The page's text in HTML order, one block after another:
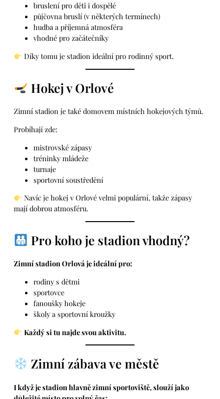
bruslení pro děti i dospělé
půjčovna bruslí (v některých termínech)
hudba a příjemná atmosféra
vhodné pro začátečníky
Díky tomu je stadion ideální pro rodinný sport.
Hokej v Orlové
Zimní stadion je také domovem místních hokejových týmů.
Probíhají zde:
mistrovské zápasy
tréninky mládeže
turnaje
sportovní soustředění
Navíc je hokej v Orlové velmi populární, takže zápasy
mají dobrou atmosféru.
Pro koho je stadion vhodný?
Zimní stadion Orlová je ideální pro:
rodiny s dětmi
sportovce
fanoušky hokeje
školy a sportovní kroužky
Každý si tu najde svou aktivitu.
Zimní zábava ve městě
I když je stadion hlavně zimní sportoviště, slouží jako